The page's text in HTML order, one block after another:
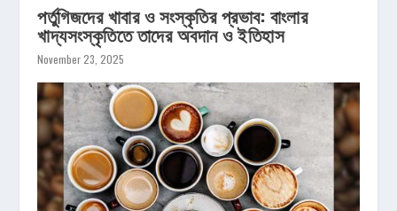
পর্তুগিজদের খাবার ও সংস্কৃতির প্রভাব: বাংলার
খাদ্যসংস্কৃতিতে তাদের অবদান ও ইতিহাস
November 23, 2025